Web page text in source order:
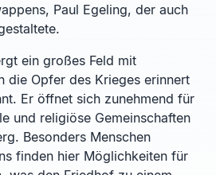
Paul Egeling, der auch
ein großes Feld mit
die Opfer des Krieges erinnert
Er öffnet sich zunehmend für
und religiöse Gemeinschaften
Besonders Menschen
finden hier Möglichkeiten für